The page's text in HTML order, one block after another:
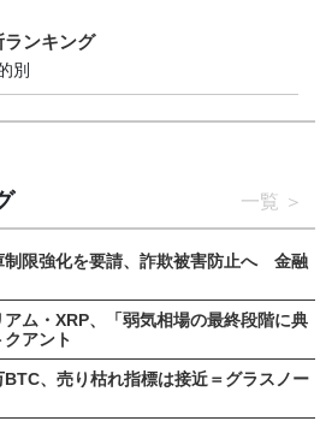
ランキング
別
一覧
制限強化を要請、詐欺被害防止へ 金融
ム・XRP、「弱気相場の最終段階に典
アント
、売り枯れ指標は接近＝グラスノー